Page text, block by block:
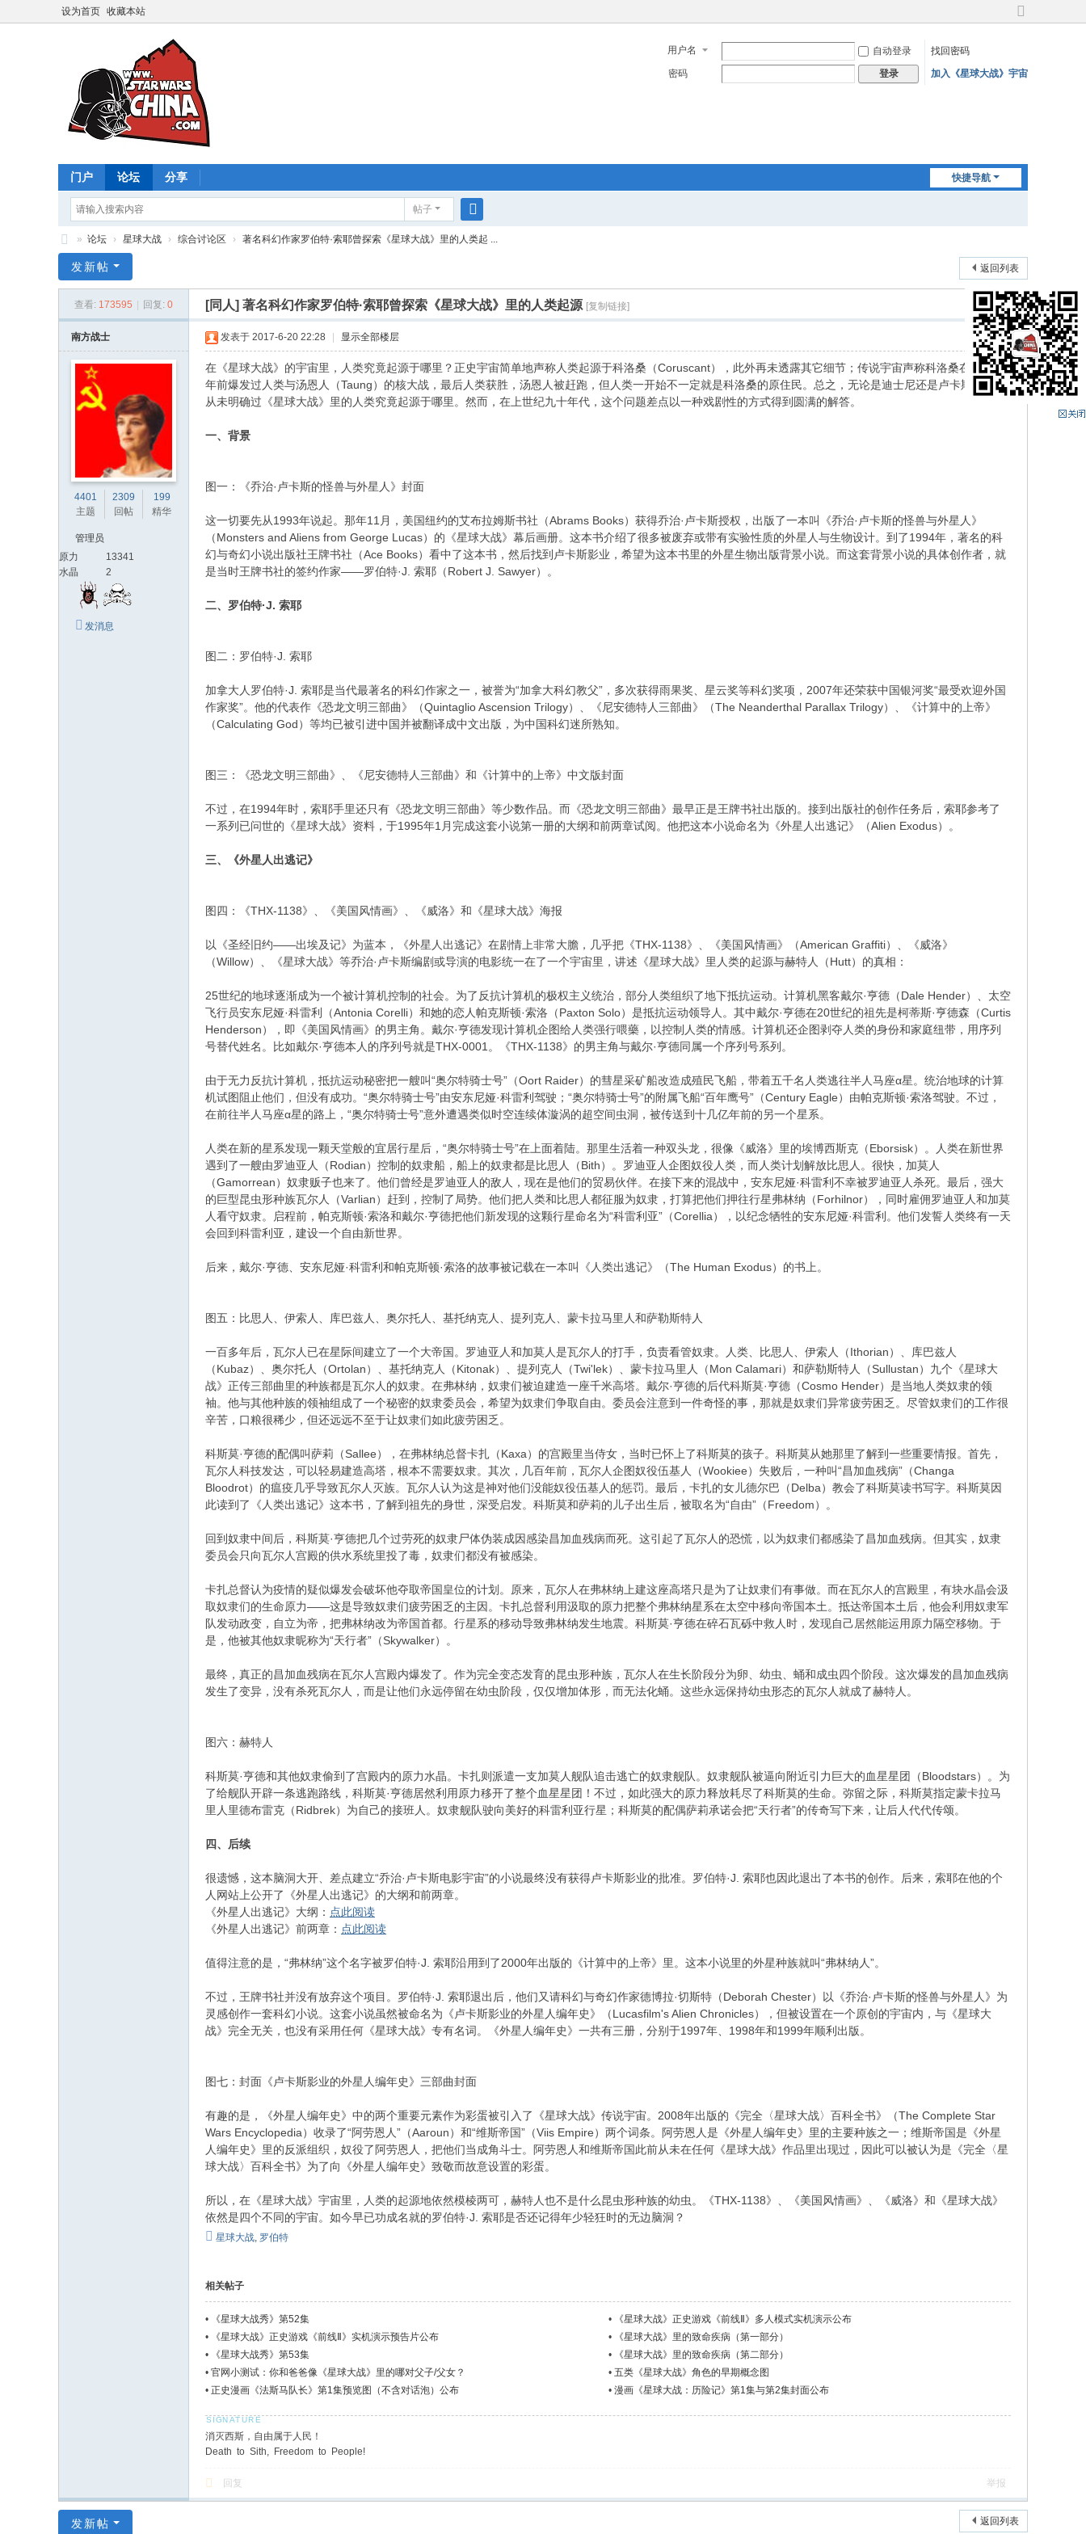
设为首页 收藏本站
切
宽
用户名 自动登录
找回密码
密码
登录 加入《星球大战》宇宙
快捷导航
门户 论坛 分享
帖子
搜
球
hi
» 论坛 › 星球大战 › 综合讨论区 › 著名科幻作家罗伯特·索耶曾探索《星球大战》里的人类起 ...
返回列表
发新帖
查看: 173595 回复: 0 [同人] 著名科幻作家罗伯特·索耶曾探索《星球大战》里的人类起源 [复制链接]
南方战士
4401
主题
2309
回帖
199
精华
管理员
原力
13341
水晶
2
发消息
发表于 2017-6-20 22:28 显示全部楼层
在《星球大战》的宇宙里，人类究竟起源于哪里？正史宇宙简单地声称人类起源于科洛桑（Coruscant），此外再未透露其它细节；传说宇宙声称科洛桑在二十万
年前爆发过人类与汤恩人（Taung）的核大战，最后人类获胜，汤恩人被赶跑，但人类一开始不一定就是科洛桑的原住民。总之，无论是迪士尼还是卢卡斯影业，
从未明确过《星球大战》里的人类究竟起源于哪里。然而，在上世纪九十年代，这个问题差点以一种戏剧性的方式得到圆满的解答。
一、背景
图一：《乔治·卢卡斯的怪兽与外星人》封面
​这一切要先从1993年说起。那年11月，美国纽约的艾布拉姆斯书社（Abrams Books）获得乔治·卢卡斯授权，出版了一本叫《乔治·卢卡斯的怪兽与外星人》
（Monsters and Aliens from George Lucas）的《星球大战》幕后画册。这本书介绍了很多被废弃或带有实验性质的外星人与生物设计。到了1994年，著名的科
幻与奇幻小说出版社王牌书社（Ace Books）看中了这本书，然后找到卢卡斯影业，希望为这本书里的外星生物出版背景小说。而这套背景小说的具体创作者，就
是当时王牌书社的签约作家——罗伯特·J. 索耶（Robert J. Sawyer）。
二、罗伯特·J. 索耶
图二：罗伯特·J. 索耶
​​加拿大人罗伯特·J. 索耶是当代最著名的科幻作家之一，被誉为“加拿大科幻教父”，多次获得雨果奖、星云奖等科幻奖项，2007年还荣获中国银河奖“最受欢迎外国
作家奖”。他的代表作《恐龙文明三部曲》（Quintaglio Ascension Trilogy）、《尼安德特人三部曲》（The Neanderthal Parallax Trilogy）、《计算中的上帝》
（Calculating God）等均已被引进中国并被翻译成中文出版，为中国科幻迷所熟知。
图三：《恐龙文明三部曲》、《尼安德特人三部曲》和《计算中的上帝》中文版封面
​不过，在1994年时，索耶手里还只有《恐龙文明三部曲》等少数作品。而《恐龙文明三部曲》最早正是王牌书社出版的。接到出版社的创作任务后，索耶参考了
一系列已问世的《星球大战》资料，于1995年1月完成这套小说第一册的大纲和前两章试阅。他把这本小说命名为《外星人出逃记》（Alien Exodus）。
三、《外星人出逃记》
图四：《THX-1138》、《美国风情画》、《威洛》和《星球大战》海报
​以《圣经旧约——出埃及记》为蓝本，《外星人出逃记》在剧情上非常大膽，几乎把《THX-1138》、《美国风情画》（American Graffiti）、《威洛》
（Willow）、《星球大战》等乔治·卢卡斯编剧或导演的电影统一在了一个宇宙里，讲述《星球大战》里人类的起源与赫特人（Hutt）的真相：
25世纪的地球逐渐成为一个被计算机控制的社会。为了反抗计算机的极权主义统治，部分人类组织了地下抵抗运动。计算机黑客戴尔·亨德（Dale Hender）、太空
飞行员安东尼娅·科雷利（Antonia Corelli）和她的恋人帕克斯顿·索洛（Paxton Solo）是抵抗运动领导人。其中戴尔·亨德在20世纪的祖先是柯蒂斯·亨德森（Curtis
Henderson），即《美国风情画》的男主角。戴尔·亨德发现计算机企图给人类强行喂藥，以控制人类的情感。计算机还企图剥夺人类的身份和家庭纽带，用序列
号替代姓名。比如戴尔·亨德本人的序列号就是THX-0001。《THX-1138》的男主角与戴尔·亨德同属一个序列号系列。
由于无力反抗计算机，抵抗运动秘密把一艘叫“奥尔特骑士号”（Oort Raider）的彗星采矿船改造成殖民飞船，带着五千名人类逃往半人马座α星。统治地球的计算
机试图阻止他们，但没有成功。“奥尔特骑士号”由安东尼娅·科雷利驾驶；“奥尔特骑士号”的附属飞船“百年鹰号”（Century Eagle）由帕克斯顿·索洛驾驶。不过，
在前往半人马座α星的路上，“奥尔特骑士号”意外遭遇类似时空连续体漩涡的超空间虫洞，被传送到十几亿年前的另一个星系。
人类在新的星系发现一颗天堂般的宜居行星后，“奥尔特骑士号”在上面着陆。那里生活着一种双头龙，很像《威洛》里的埃博西斯克（Eborsisk）。人类在新世界
遇到了一艘由罗迪亚人（Rodian）控制的奴隶船，船上的奴隶都是比思人（Bith）。罗迪亚人企图奴役人类，而人类计划解放比思人。很快，加莫人
（Gamorrean）奴隶贩子也来了。他们曾经是罗迪亚人的敌人，现在是他们的贸易伙伴。在接下来的混战中，安东尼娅·科雷利不幸被罗迪亚人杀死。最后，强大
的巨型昆虫形种族瓦尔人（Varlian）赶到，控制了局势。他们把人类和比思人都征服为奴隶，打算把他们押往行星弗林纳（Forhilnor），同时雇佣罗迪亚人和加莫
人看守奴隶。启程前，帕克斯顿·索洛和戴尔·亨德把他们新发现的这颗行星命名为“科雷利亚”（Corellia），以纪念牺牲的安东尼娅·科雷利。他们发誓人类终有一天
会回到科雷利亚，建设一个自由新世界。
后来，戴尔·亨德、安东尼娅·科雷利和帕克斯顿·索洛的故事被记载在一本叫《人类出逃记》（The Human Exodus）的书上。
图五：比思人、伊索人、库巴兹人、奥尔托人、基托纳克人、提列克人、蒙卡拉马里人和萨勒斯特人
​一百多年后，瓦尔人已在星际间建立了一个大帝国。罗迪亚人和加莫人是瓦尔人的打手，负责看管奴隶。人类、比思人、伊索人（Ithorian）、库巴兹人
（Kubaz）、奥尔托人（Ortolan）、基托纳克人（Kitonak）、提列克人（Twi'lek）、蒙卡拉马里人（Mon Calamari）和萨勒斯特人（Sullustan）九个《星球大
战》正传三部曲里的种族都是瓦尔人的奴隶。在弗林纳，奴隶们被迫建造一座千米高塔。戴尔·亨德的后代科斯莫·亨德（Cosmo Hender）是当地人类奴隶的领
袖。他与其他种族的领袖组成了一个秘密的奴隶委员会，希望为奴隶们争取自由。委员会注意到一件奇怪的事，那就是奴隶们异常疲劳困乏。尽管奴隶们的工作很
辛苦，口粮很稀少，但还远远不至于让奴隶们如此疲劳困乏。
科斯莫·亨德的配偶叫萨莉（Sallee），在弗林纳总督卡扎（Kaxa）的宫殿里当侍女，当时已怀上了科斯莫的孩子。科斯莫从她那里了解到一些重要情报。首先，
瓦尔人科技发达，可以轻易建造高塔，根本不需要奴隶。其次，几百年前，瓦尔人企图奴役伍基人（Wookiee）失败后，一种叫“昌加血残病”（Changa
Bloodrot）的瘟疫几乎导致瓦尔人灭族。瓦尔人认为这是神对他们没能奴役伍基人的惩罚。最后，卡扎的女儿德尔巴（Delba）教会了科斯莫读书写字。科斯莫因
此读到了《人类出逃记》这本书，了解到祖先的身世，深受启发。科斯莫和萨莉的儿子出生后，被取名为“自由”（Freedom）。
回到奴隶中间后，科斯莫·亨德把几个过劳死的奴隶尸体伪装成因感染昌加血残病而死。这引起了瓦尔人的恐慌，以为奴隶们都感染了昌加血残病。但其实，奴隶
委员会只向瓦尔人宫殿的供水系统里投了毒，奴隶们都没有被感染。
卡扎总督认为疫情的疑似爆发会破坏他夺取帝国皇位的计划。原来，瓦尔人在弗林纳上建这座高塔只是为了让奴隶们有事做。而在瓦尔人的宫殿里，有块水晶会汲
取奴隶们的生命原力——这是导致奴隶们疲劳困乏的主因。卡扎总督利用汲取的原力把整个弗林纳星系在太空中移向帝国本土。抵达帝国本土后，他会利用奴隶军
队发动政变，自立为帝，把弗林纳改为帝国首都。行星系的移动导致弗林纳发生地震。科斯莫·亨德在碎石瓦砾中救人时，发现自己居然能运用原力隔空移物。于
是，他被其他奴隶昵称为“天行者”（Skywalker）。
最终，真正的昌加血残病在瓦尔人宫殿内爆发了。作为完全变态发育的昆虫形种族，瓦尔人在生长阶段分为卵、幼虫、蛹和成虫四个阶段。这次爆发的昌加血残病
发生了变异，没有杀死瓦尔人，而是让他们永远停留在幼虫阶段，仅仅增加体形，而无法化蛹。这些永远保持幼虫形态的瓦尔人就成了赫特人。
图六：赫特人
​科斯莫·亨德和其他奴隶偷到了宫殿内的原力水晶。卡扎则派遣一支加莫人舰队追击逃亡的奴隶舰队。奴隶舰队被逼向附近引力巨大的血星星团（Bloodstars）。为
了给舰队开辟一条逃跑路线，科斯莫·亨德居然利用原力移开了整个血星星团！不过，如此强大的原力释放耗尽了科斯莫的生命。弥留之际，科斯莫指定蒙卡拉马
里人里德布雷克（Ridbrek）为自己的接班人。奴隶舰队驶向美好的科雷利亚行星；科斯莫的配偶萨莉承诺会把“天行者”的传奇写下来，让后人代代传颂。
四、后续
很遗憾，这本脑洞大开、差点建立“乔治·卢卡斯电影宇宙”的小说最终没有获得卢卡斯影业的批准。罗伯特·J. 索耶也因此退出了本书的创作。后来，索耶在他的个
人网站上公开了《外星人出逃记》的大纲和前两章。
《外星人出逃记》大纲： 点此阅读
《外星人出逃记》前两章： 点此阅读
值得注意的是，“弗林纳”这个名字被罗伯特·J. 索耶沿用到了2000年出版的《计算中的上帝》里。这本小说里的外星种族就叫“弗林纳人”。
不过，王牌书社并没有放弃这个项目。罗伯特·J. 索耶退出后，他们又请科幻与奇幻作家德博拉·切斯特（Deborah Chester）以《乔治·卢卡斯的怪兽与外星人》为
灵感创作一套科幻小说。这套小说虽然被命名为《卢卡斯影业的外星人编年史》（Lucasfilm's Alien Chronicles），但被设置在一个原创的宇宙内，与《星球大
战》完全无关，也没有采用任何《星球大战》专有名词。《外星人编年史》一共有三册，分别于1997年、1998年和1999年顺利出版。
图七：封面《卢卡斯影业的外星人编年史》三部曲封面
​​有趣的是，《外星人编年史》中的两个重要元素作为彩蛋被引入了《星球大战》传说宇宙。2008年出版的《完全〈星球大战〉百科全书》（The Complete Star
Wars Encyclopedia）收录了“阿劳恩人”（Aaroun）和“维斯帝国”（Viis Empire）两个词条。阿劳恩人是《外星人编年史》里的主要种族之一；维斯帝国是《外星
人编年史》里的反派组织，奴役了阿劳恩人，把他们当成角斗士。阿劳恩人和维斯帝国此前从未在任何《星球大战》作品里出现过，因此可以被认为是《完全〈星
球大战〉百科全书》为了向《外星人编年史》致敬而故意设置的彩蛋。
所以，在《星球大战》宇宙里，人类的起源地依然模棱两可，赫特人也不是什么昆虫形种族的幼虫。《THX-1138》、《美国风情画》、《威洛》和《星球大战》
依然是四个不同的宇宙。如今早已功成名就的罗伯特·J. 索耶是否还记得年少轻狂时的无边脑洞？
星球大战, 罗伯特
相关帖子
• 《星球大战秀》第52集 •
《星球大战》正史游戏《前线Ⅱ》多人模式实机演示公布
•
《星球大战》正史游戏《前线Ⅱ》实机演示预告片公布 •
《星球大战》里的致命疾病（第一部分）
•
《星球大战秀》第53集 •
《星球大战》里的致命疾病（第二部分）
• 官网小测试：你和爸爸像《星球大战》里的哪对父子/父女？ • 五类《星球大战》角色的早期概念图
• 正史漫画《法斯马队长》第1集预览图（不含对话泡）公布 • 漫画《星球大战：历险记》第1集与第2集封面公布
消灭西斯，自由属于人民！
Death to Sith, Freedom to People!
回复 举报
返回列表
发新帖